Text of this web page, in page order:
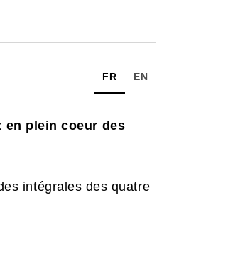
FR EN
en plein coeur des
intégrales des quatre